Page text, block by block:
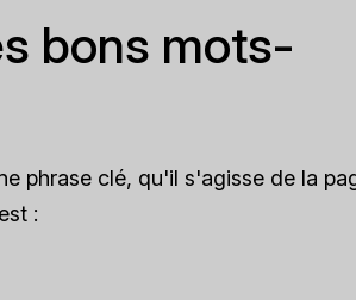
bons mots-
phrase clé, qu'il s'agisse de la
: